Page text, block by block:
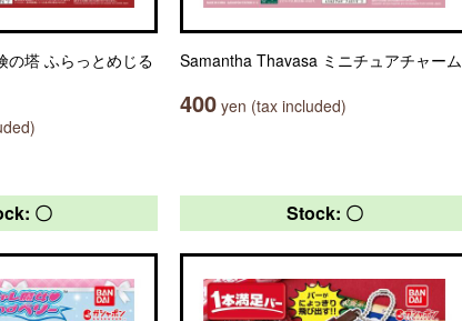
の塔 ふらっとめじる
Samantha Thavasa ミニチュアチャーム
400 yen (tax included)
〇 Stock: 〇